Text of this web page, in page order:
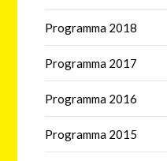
Programma 2018
Programma 2017
Programma 2016
Programma 2015